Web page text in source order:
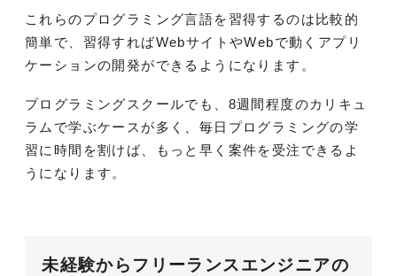
これらのプログラミング言語を習得するのは比較的
簡単で、習得すればWebサイトやWebで動くアプリ
ケーションの開発ができるようになります。
プログラミングスクールでも、8週間程度のカリキュ
ラムで学ぶケースが多く、毎日プログラミングの学
習に時間を割けば、もっと早く案件を受注できるよ
うになります。
未経験からフリーランスエンジニアの